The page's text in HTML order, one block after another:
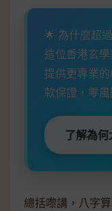
🌟 為什麼超
這位香港玄
提供更專業
款保證，零風
了解為
總括嚟講，八字